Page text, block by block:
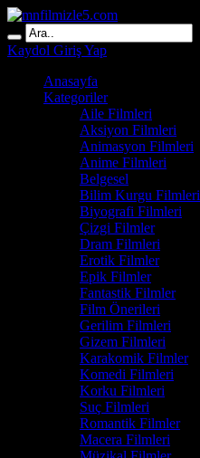
Kaydol Giriş Yap
Anasayfa
Kategoriler
Aile Filmleri
Aksiyon Filmleri
Animasyon Filmleri
Anime Filmleri
Belgesel
Bilim Kurgu Filmleri
Biyografi Filmleri
Çizgi Filmler
Dram Filmleri
Erotik Filmler
Epik Filmler
Fantastik Filmler
Film Önerileri
Gerilim Filmleri
Gizem Filmleri
Karakomik Filmler
Komedi Filmleri
Korku Filmleri
Suç Filmleri
Romantik Filmler
Macera Filmleri